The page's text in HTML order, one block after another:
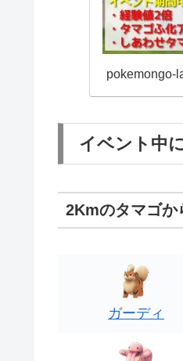
pokemongo-
イベント中
2Kmのタマゴか
ガーディ